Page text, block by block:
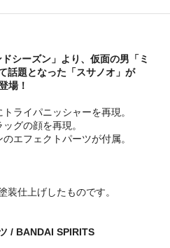
シーズン」より、仮面の男「ミ
話題となった「スサノオ」が
場！
ライパニッシャーを再現。
グの顔を再現。
エフェクトパーツが付属。
仕上げしたものです。
/ BANDAI SPIRITS